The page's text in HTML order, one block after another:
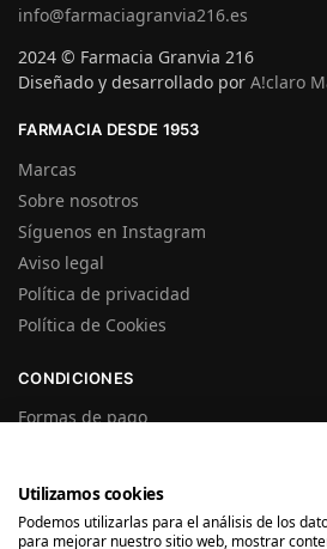
info@farmaciagranvia216.es
2024 © Farmacia Granvia 216
Diseñado y desarrollado por A!claro
FARMACIA DESDE 1953
Marcas
Sobre nosotros
Síguenos en Instagram
Aviso legal
Política de privacidad
Política de Cookies
CONDICIONES
Formas de pago
Precios y Disponibilidad
Garantías y Devoluciones
Utilizamos cookies
Podemos utilizarlas para el análisis de los
para mejorar nuestro sitio web, mostrar